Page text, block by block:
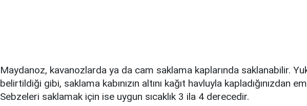
Maydanoz, kavanozlarda ya da cam saklama kaplarında saklanabilir.
belirtildiği gibi, saklama kabınızın altını kağıt havluyla kapladığınızdan
Sebzeleri saklamak için ise uygun sıcaklık 3 ila 4 derecedir.